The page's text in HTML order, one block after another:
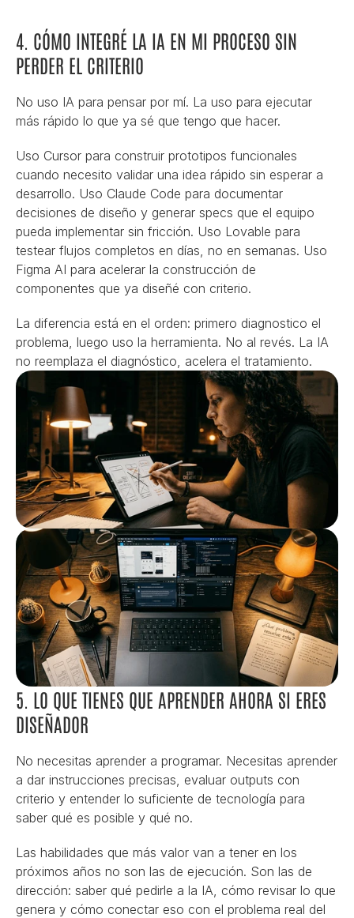
4. CÓMO INTEGRÉ LA IA EN MI PROCESO SIN
PERDER EL CRITERIO
No uso IA para pensar por mí. La uso para ejecutar
más rápido lo que ya sé que tengo que hacer.
Uso Cursor para construir prototipos funcionales
cuando necesito validar una idea rápido sin esperar a
desarrollo. Uso Claude Code para documentar
decisiones de diseño y generar specs que el equipo
pueda implementar sin fricción. Uso Lovable para
testear flujos completos en días, no en semanas. Uso
Figma AI para acelerar la construcción de
componentes que ya diseñé con criterio.
La diferencia está en el orden: primero diagnostico el
problema, luego uso la herramienta. No al revés. La IA
no reemplaza el diagnóstico, acelera el tratamiento.
5. LO QUE TIENES QUE APRENDER AHORA SI ERES
DISEÑADOR
No necesitas aprender a programar. Necesitas aprender
a dar instrucciones precisas, evaluar outputs con
criterio y entender lo suficiente de tecnología para
saber qué es posible y qué no.
Las habilidades que más valor van a tener en los
próximos años no son las de ejecución. Son las de
dirección: saber qué pedirle a la IA, cómo revisar lo que
genera y cómo conectar eso con el problema real del